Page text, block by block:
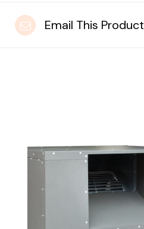
Email This Product
DETAILS